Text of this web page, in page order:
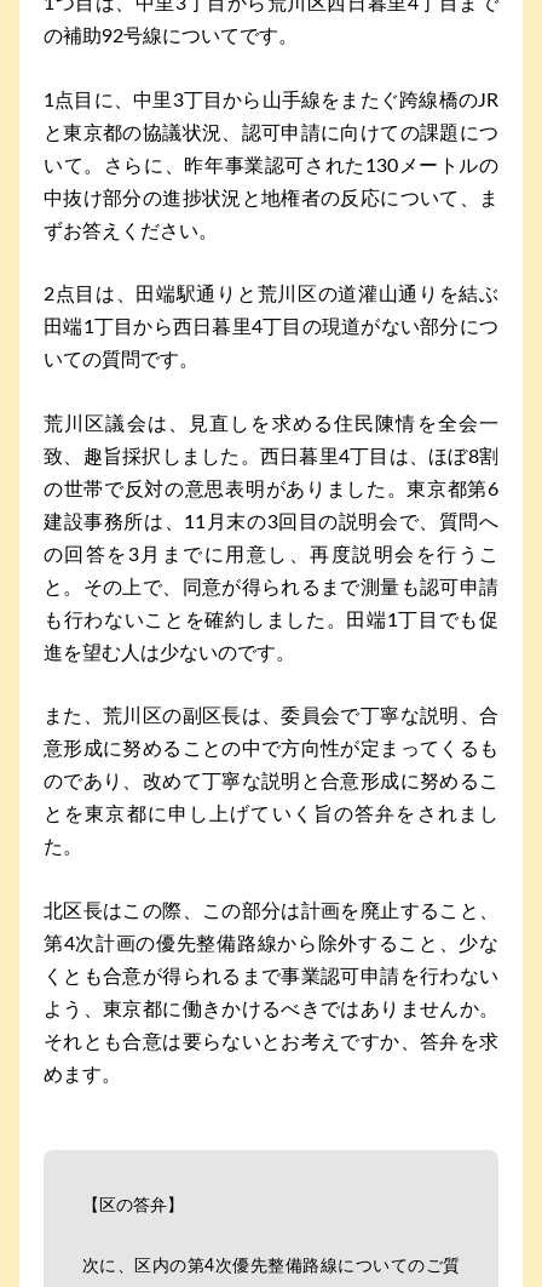
の補助92号線についてです。
1点目に、中里3丁目から山手線をまたぐ跨線橋のJR
と東京都の協議状況、認可申請に向けての課題につ
いて。さらに、昨年事業認可された130メートルの
中抜け部分の進捗状況と地権者の反応について、ま
ずお答えください。
2点目は、田端駅通りと荒川区の道灌山通りを結ぶ
田端1丁目から西日暮里4丁目の現道がない部分につ
いての質問です。
荒川区議会は、見直しを求める住民陳情を全会一
致、趣旨採択しました。西日暮里4丁目は、ほぼ8割
の世帯で反対の意思表明がありました。東京都第6
建設事務所は、11月末の3回目の説明会で、質問へ
の回答を3月までに用意し、再度説明会を行うこ
と。その上で、同意が得られるまで測量も認可申請
も行わないことを確約しました。田端1丁目でも促
進を望む人は少ないのです。
また、荒川区の副区長は、委員会で丁寧な説明、合
意形成に努めることの中で方向性が定まってくるも
のであり、改めて丁寧な説明と合意形成に努めるこ
とを東京都に申し上げていく旨の答弁をされまし
た。
北区長はこの際、この部分は計画を廃止すること、
第4次計画の優先整備路線から除外すること、少な
くとも合意が得られるまで事業認可申請を行わない
よう、東京都に働きかけるべきではありませんか。
それとも合意は要らないとお考えですか、答弁を求
めます。
【区の答弁】
次に、区内の第4次優先整備路線についてのご質